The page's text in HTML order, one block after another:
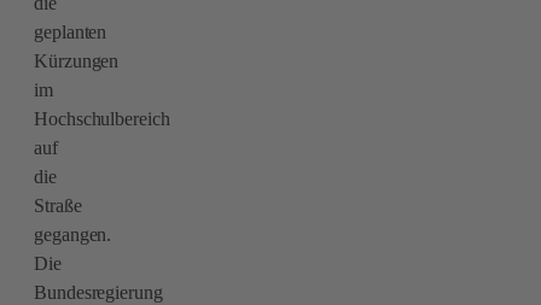
geplanten
Kürzungen
im
Hochschulbereich
auf
die
Straße
gegangen.
Die
Bundesregierung